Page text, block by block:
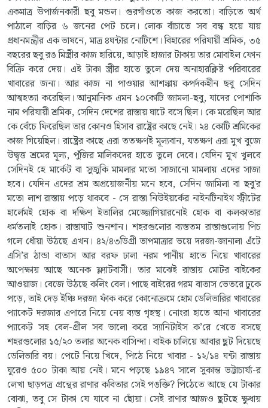
একমাত্র উপার্জনকারী ছবু মন্ডল। গুরগাঁওতে কাজ করতো। বাড়িতে অর্থ
পাঠালে বাড়ির ৬ জনের পেট চলে। লোক বাঁচাতে সব বন্ধ হয়ে যায়
প্রধানমন্ত্রীর এক ভাষনে, মাত্র ৪ঘন্টার নোটিশে। বিহারের পরিযায়ী শ্রমিক, ৩৫
বছরের ছবু রঙ মিস্ত্রীর কাজ হারিয়ে, আড়াই হাজার টাকায় তার মোবাইল ফোন
বিক্রি করে দেয়। এই টাকা স্ত্রীর হাতে তুলে দেয় অনাহারক্লিষ্ট পরিবারের
খাবারের জন্য। আর কাজ না পাওয়ার আশঙ্কায় কপর্দকহীন ছবু সেদিন
আত্মহত্যা করেছিল।আনুমানিক এমন ১০কোটি জামলা-ছবু, যাদের পোশাকি
নাম পরিযায়ী শ্রমিক, সেদিন দেশের রাস্তায় ঘাটে বসে ছিল। কে মরেছিল আর
কে বেঁচে ফিরেছিল তার কোনও হিসাব রাষ্ট্রের কাছে নেই। ২৪ কোটি শ্রমিকের
কাজ গিয়েছিল।রাষ্ট্রের কাছে এরা ততক্ষণই মূল্যবান, যতক্ষণ এরা মুখ বুজে
উদ্বৃত্ত শ্রমের মূল্য, পুঁজির মালিকদের হাতে তুলে দেবে। যেদিন মুখ খুলবে
সেদিনই হে মার্কেট বা সুজুকি মামলার মতো সাজানো মামলায় এদের সাজা
হবে। যেদিন এদের শ্রম অপ্রয়োজনীয় মনে হবে, সেদিন জামিলা বা ছবু'র
মতো লাশ রাস্তায় পড়ে থাকবে - সে রাস্তা নিউইয়র্কের নাইনটিনাইথ স্ট্রীটের
হার্লেমই হোক বা দক্ষিণ ইতালির মেজ্জোগিয়ারনোই হোক বা কলকাতার
ধর্মতলাই হোক।রাস্তাঘাট শুনশান। শহরগুলোর ব্যস্ততম রাস্তাগুলোয় পিচ
গলে ধোঁয়া উঠছে এখন। ৪২/৪৩ডিগ্রী তাপমাত্রার ভয়ে দরজা-জানালা এঁটে
এসি’র ঠান্ডা বাতাস আর বরফ ঢালা নরম পানীয় হাতে নিয়ে খাবারের
অপেক্ষায় আছে অনেক ফ্ল্যাটবাসী। তার মাঝেই রাস্তায় মোটর বাইকের
আওয়াজ। বেজে উঠছে কলিং বেল। পাছে বাইরের গরম বাতাস ভেতরে ঢুকে
পড়ে, তাই দেড় ইঞ্চি দরজা ফাঁক করে কোনোক্রমে হোম ডেলিভারির খাবারের
প্যাকেট দরজার এপারে নিয়ে নেয় ব্যস্ত গৃহস্থ। নোংরা হাতে আনা খাবারের
প্যাকেট সহ বেল-গ্রীল সব ভালো করে স্যানিটাইস ক’রে খেতে বসছে
শহরগুলোর ১৫/২০ তলার অনেক বাসিন্দা। বাইক চালিয়ে আবার ছুট দিয়েছে
ডেলিভারি বয়। পেটে নিয়ে খিদে, পিঠে নিয়ে খাবার - ১২/১৪ ঘন্টা রাস্তায়
ঘুরেও ৫০০ টাকা আয় নেই। মনে পড়ছে ১৯৪৭ সালে সুকান্ত ভট্টাচার্য্য-র
লেখা ছাড়পত্র গ্রন্থের রাণার কবিতার সেই পঙক্তি? পিঠেতে আছে যে টাকার
বোঝা, তবু সে টাকা যে যাবে না ছোঁয়া। সেই রাণার আজও ছুটছে ক্ষুধায়